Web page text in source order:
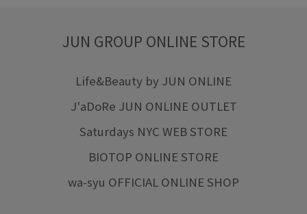
JUN GROUP ONLINE STORE
Life&Beauty by JUN ONLINE
J'aDoRe JUN ONLINE OUTLET
Saturdays NYC WEB STORE
BIOTOP ONLINE STORE
wa-syu OFFICIAL ONLINE SHOP